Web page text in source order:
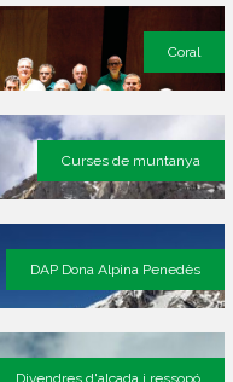
Coral
Curses de muntanya
DAP Dona Alpina Penedès
Divendres d'alçada i ressopó